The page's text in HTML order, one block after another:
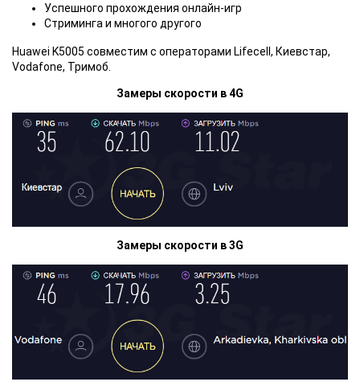
Успешного прохождения онлайн-игр
Стриминга и многого другого
Huawei K5005 совместим с операторами Lifecell, Киевстар,
Vodafone, Тримоб.
Замеры скорости в 4G
Замеры скорости в 3G